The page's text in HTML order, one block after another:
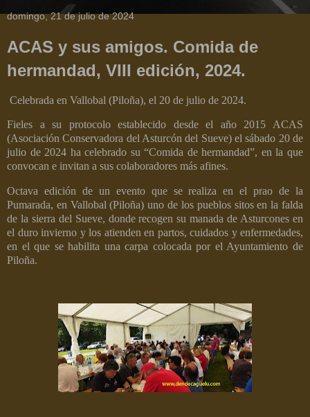
domingo, 21 de julio de 2024
ACAS y sus amigos. Comida de
hermandad, VIII edición, 2024.
Celebrada en Vallobal (Piloña), el 20 de julio de 2024.
Fieles a su protocolo establecido desde el año2015 ACAS
(Asociación Conservadora del Asturcón del Sueve) el sábado 20 de
julio de 2024 ha celebrado su “Comida de hermandad”, en la que
convocan e invitan a sus colaboradores más afines.
Octava edición de un evento que se realiza en el prao de la
Pumarada, en Vallobal (Piloña) uno de los pueblos sitos en la falda
de la sierra del Sueve, donde recogen su manada de Asturcones en
el duro invierno y los atienden en partos, cuidados y enfermedades,
en el que se habilita una carpa colocada por el Ayuntamiento de
Piloña.